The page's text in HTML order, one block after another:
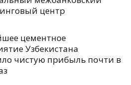
центр
цементное
Узбекистана
чистую прибыль почти в